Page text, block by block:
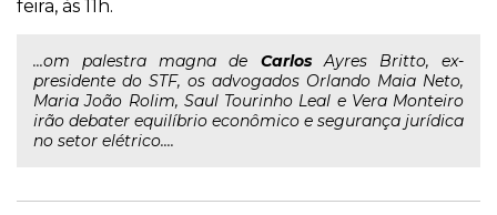
feira, às 11h.
...om palestra magna de CarlosAyres Britto, ex-
presidente do STF, os advogados Orlando Maia Neto,
Maria João Rolim, Saul Tourinho Leal e Vera Monteiro
irão debater equilíbrio econômico e segurança jurídica
no setor elétrico....